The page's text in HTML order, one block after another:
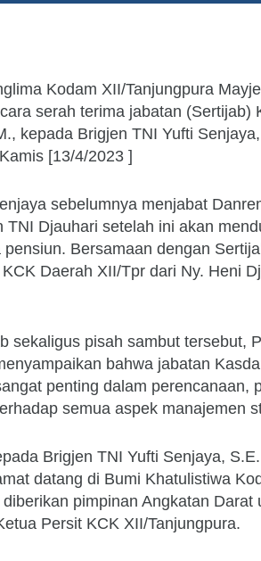
Kodam XII/Tanjungpura
serah terima jabatan (Sertijab)
kepada Brigjen TNI Yufti
[13/4/2023 ]
sebelumnya menjabat
TNI Djauhari setelah ini akan
Bersamaan dengan
Daerah XII/Tpr dari Ny. Heni
sekaligus pisah sambut tersebut,
bahwa jabatan
penting dalam perencanaan,
semua aspek manajemen
Brigjen TNI Yufti Senjaya,
datang di Bumi Khatulistiwa
pimpinan Angkatan
Persit KCK XII/Tanjungpura.